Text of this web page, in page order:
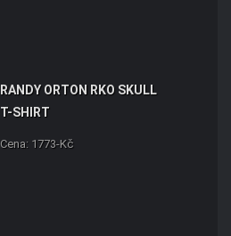
RANDY ORTON RKO SKULL
T-SHIRT
Cena: 1773-Kč